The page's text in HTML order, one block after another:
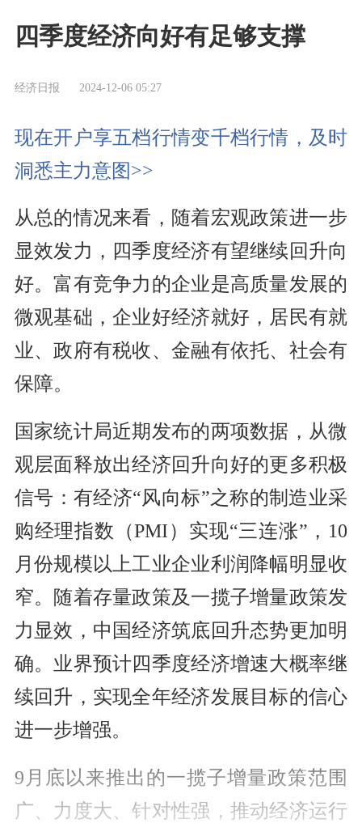
四季度经济向好有足够支撑
经济日报 2024-12-06 05:27
现在开户享五档行情变千档行情，及时
洞悉主力意图>>
从总的情况来看，随着宏观政策进一步
显效发力，四季度经济有望继续回升向
好。富有竞争力的企业是高质量发展的
微观基础，企业好经济就好，居民有就
业、政府有税收、金融有依托、社会有
保障。
国家统计局近期发布的两项数据，从微
观层面释放出经济回升向好的更多积极
信号：有经济“风向标”之称的制造业采
购经理指数（PMI）实现“三连涨”，10
月份规模以上工业企业利润降幅明显收
窄。随着存量政策及一揽子增量政策发
力显效，中国经济筑底回升态势更加明
确。业界预计四季度经济增速大概率继
续回升，实现全年经济发展目标的信心
进一步增强。
9月底以来推出的一揽子增量政策范围
广、力度大、针对性强，推动经济运行